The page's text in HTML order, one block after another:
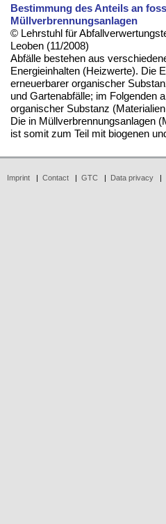
Bestimmung des Anteils an
Müllverbrennungsanlagen
© Lehrstuhl für
Leoben (11/2008)
Abfälle bestehen aus
Energieinhalten (Heizwerte). Die
erneuerbarer organischer
und Gartenabfälle; im Folgenden
organischer Substanz
Die in Müllverbrennungsanlagen
ist somit zum Teil mit biogenen
Imprint Contact GTC Data privacy